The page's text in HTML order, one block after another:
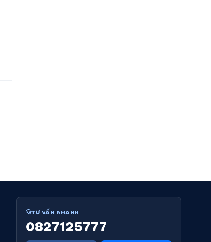
TƯ VẤN NHANH
0827125777